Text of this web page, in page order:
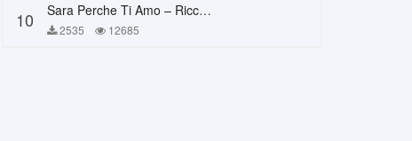
10 Sara Perche Ti Amo – Ricchi E Poveri
2535 12685